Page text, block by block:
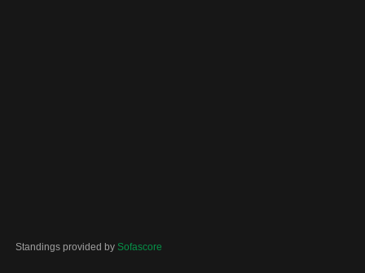
Standings provided by Sofascore